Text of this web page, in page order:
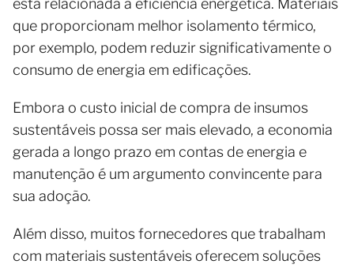
que proporcionam melhor isolamento térmico,
por exemplo, podem reduzir significativamente o
consumo de energia em edificações.
Embora o custo inicial de compra de insumos
sustentáveis possa ser mais elevado, a economia
gerada a longo prazo em contas de energia e
manutenção é um argumento convincente para
sua adoção.
Além disso, muitos fornecedores que trabalham
com materiais sustentáveis oferecem soluções